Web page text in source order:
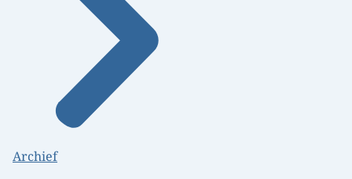
Archief